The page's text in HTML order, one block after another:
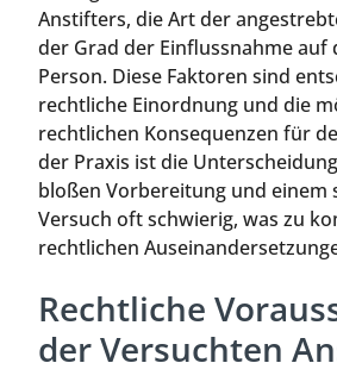
Anstifters, die Art der
der Grad der Einflussnahme auf
Person. Diese Faktoren sind
rechtliche Einordnung und die
rechtlichen Konsequenzen für
der Praxis ist die
bloßen Vorbereitung und einem
Versuch oft schwierig, was zu
rechtlichen
Rechtliche
der Versuchten